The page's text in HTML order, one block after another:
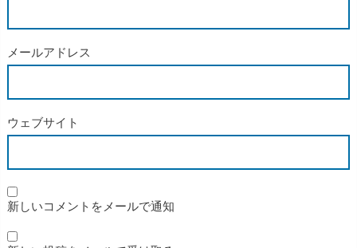
メールアドレス
ウェブサイト
新しいコメントをメールで通知